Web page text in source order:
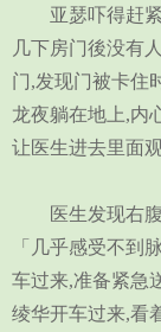
亚瑟吓得赶紧
几下房门後没有
门,发现门被卡住
龙夜躺在地上,内
让医生进去里面
医生发现右腹
「几乎感受不到
车过来,准备紧急
绫华开车过来,看